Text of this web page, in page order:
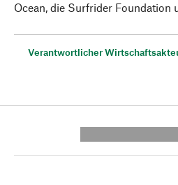
Ocean, die Surfrider Foundation
Verantwortlicher